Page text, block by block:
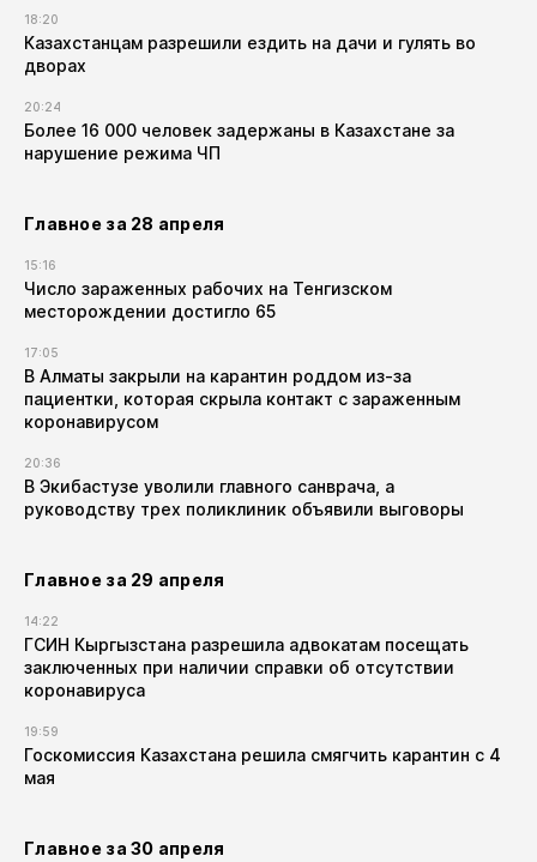
18:20
Казахстанцам разрешили ездить на дачи и гулять во
дворах
20:24
Более 16 000 человек задержаны в Казахстане за
нарушение режима ЧП
Главное за 28 апреля
15:16
Число зараженных рабочих на Тенгизском
месторождении достигло 65
17:05
В Алматы закрыли на карантин роддом из-за
пациентки, которая скрыла контакт с зараженным
коронавирусом
20:36
В Экибастузе уволили главного санврача, а
руководству трех поликлиник объявили выговоры
Главное за 29 апреля
14:22
ГСИН Кыргызстана разрешила адвокатам посещать
заключенных при наличии справки об отсутствии
коронавируса
19:59
Госкомиссия Казахстана решила смягчить карантин с 4
мая
Главное за 30 апреля